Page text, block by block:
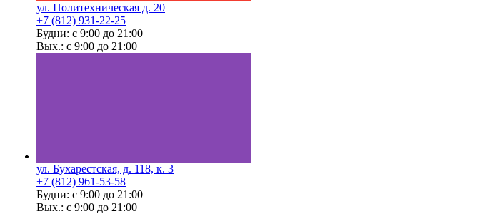
ул. Политехническая д. 20
+7 (812) 931-22-25
Будни: с 9:00 до 21:00
Вых.: с 9:00 до 21:00
ул. Бухарестская, д. 118, к. 3
+7 (812) 961-53-58
Будни: с 9:00 до 21:00
Вых.: с 9:00 до 21:00